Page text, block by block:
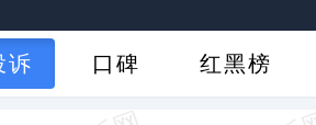
诉 口碑 红黑榜